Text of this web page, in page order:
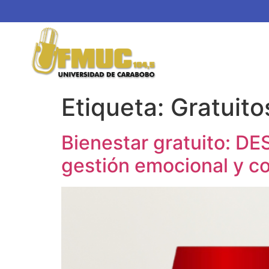
Etiqueta:
Bienestar gratuito:
gestión emocional y